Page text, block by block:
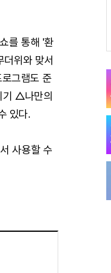
를 통해 '환
위와 맞서
그램도 준
기 △나만의
있다.
사용할 수